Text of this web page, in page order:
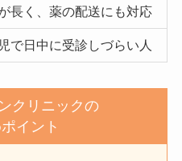
長く、薬の配送にも対応
で日中に受診しづらい人
クリニックの
イント